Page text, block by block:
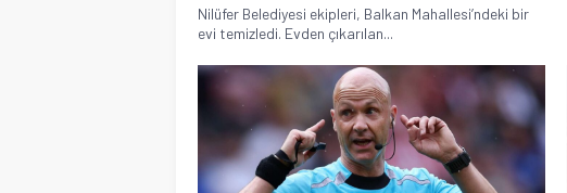
Nilüfer Belediyesi ekipleri, Balkan Mahallesi’ndeki bir
evi temizledi. Evden çıkarılan...